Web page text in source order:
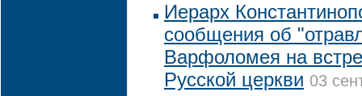
Иерарх
сообщения об
Варфоломея на
Русской церкви 03